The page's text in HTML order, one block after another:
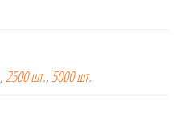
,2500 шт., 5000 шт.